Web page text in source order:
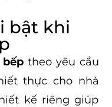
bật khi
theo yêu cầu
thực cho nhà
kế riêng giúp